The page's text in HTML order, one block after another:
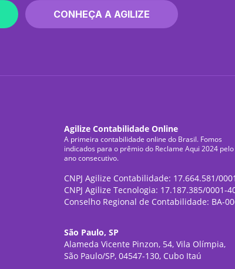
CONHEÇA A AGILIZE
Agilize Contabilidade Online
A primeira contabilidade online do Brasil. Fomos
indicados para o prêmio do Reclame Aqui 2024 pelo
ano consecutivo.
CNPJ Agilize Contabilidade: 17.664.581/
CNPJ Agilize Tecnologia: 17.187.385/0001-
Conselho Regional de Contabilidade: BA-
São Paulo, SP
Alameda Vicente Pinzon, 54, Vila Olímpia,
São Paulo/SP, 04547-130, Cubo Itaú